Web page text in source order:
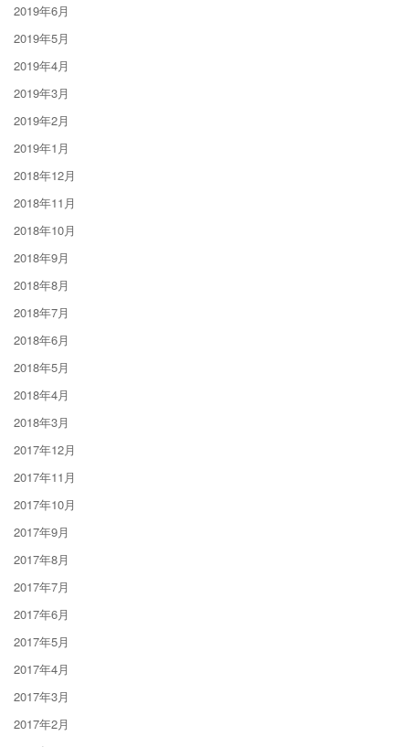
2019年6月
2019年5月
2019年4月
2019年3月
2019年2月
2019年1月
2018年12月
2018年11月
2018年10月
2018年9月
2018年8月
2018年7月
2018年6月
2018年5月
2018年4月
2018年3月
2017年12月
2017年11月
2017年10月
2017年9月
2017年8月
2017年7月
2017年6月
2017年5月
2017年4月
2017年3月
2017年2月